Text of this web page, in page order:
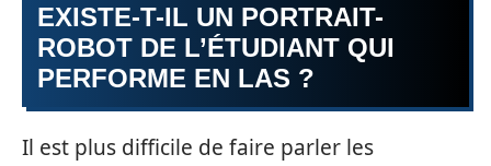
EXISTE-T-IL UN PORTRAIT-
ROBOT DE L’ÉTUDIANT QUI
PERFORME EN LAS ?
Il est plus difficile de faire parler les